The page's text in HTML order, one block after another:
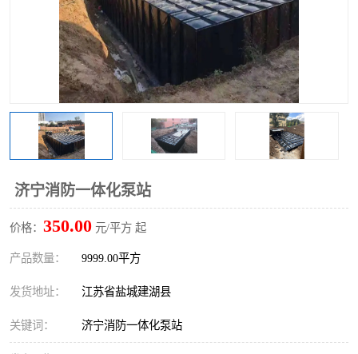
济宁消防一体化泵站
价格： 350.00 元/平方 起
产品数量： 9999.00平方
发货地址： 江苏省盐城建湖县
关键词： 济宁消防一体化泵站